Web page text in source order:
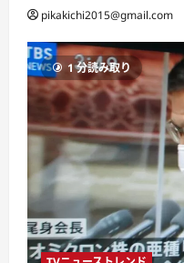
pikakichi2015@gmail.com
1 分読み取り